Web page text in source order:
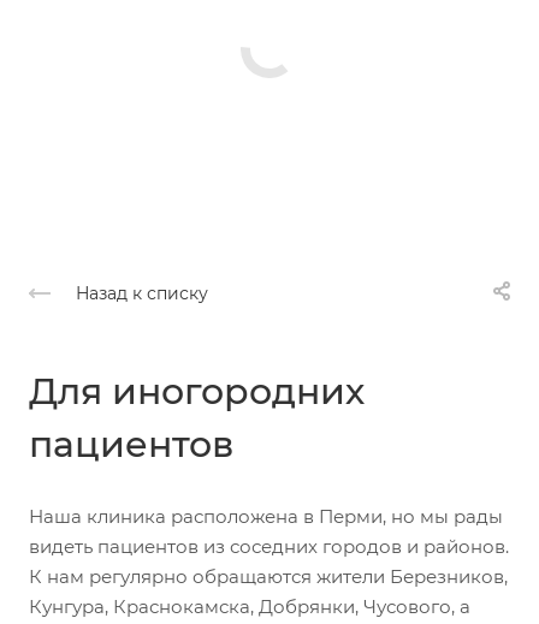
Назад к списку
Для иногородних
пациентов
Наша клиника расположена в Перми, но мы рады
видеть пациентов из соседних городов и районов.
К нам регулярно обращаются жители Березников,
Кунгура, Краснокамска, Добрянки, Чусового, а